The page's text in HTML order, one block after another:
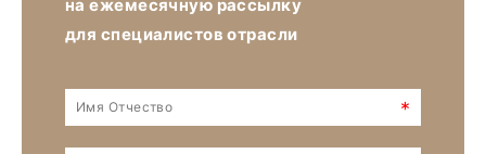
на ежемесячную рассылку
для специалистов отрасли
*